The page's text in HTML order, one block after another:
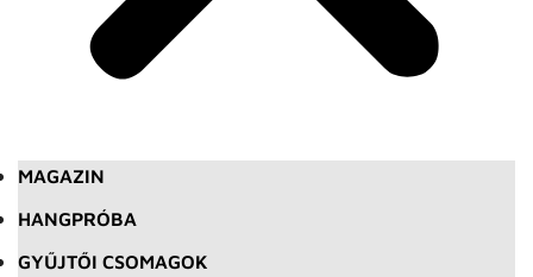
MAGAZIN
HANGPRÓBA
GYŰJTŐI CSOMAGOK